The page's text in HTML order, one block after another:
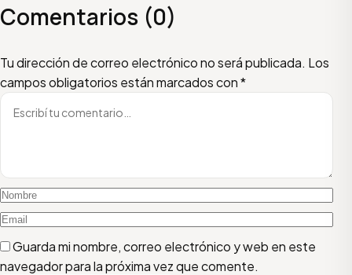
Comentarios (0)
Tu dirección de correo electrónico no será publicada. Los
campos obligatorios están marcados con*
Escribí tu comentario
Nombre
Email
Guarda mi nombre, correo electrónico y web en este
navegador para la próxima vez que comente.